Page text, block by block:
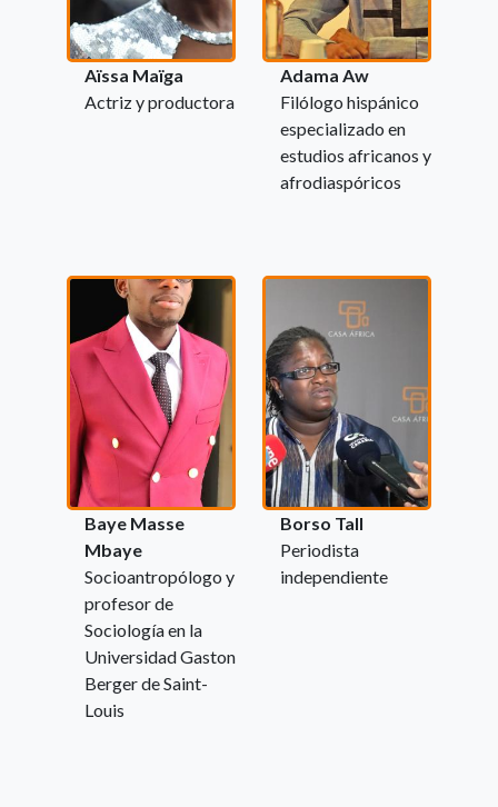
Aïssa Maïga
Actriz y productora
Adama Aw
Filólogo hispánico
especializado en
estudios africanos y
afrodiaspóricos
Baye Masse
Mbaye
Socioantropólogo y
profesor de
Sociología en la
Universidad Gaston
Berger de Saint-
Louis
Borso Tall
Periodista
independiente